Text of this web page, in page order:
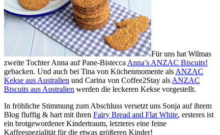
Für uns hat Wilmas
zweite Tochter Anna auf Pane-Bistecca Anna’s ANZAC Biscuits!
gebacken. Und auch bei Tina von Küchenmomente als ANZAC
Kekse aus Australien und Carina von Coffee2Stay als ANZAC
Biscuits aus Australien werden die leckeren Kekse vorgestellt.
In fröhliche Stimmung zum Abschluss versetzt uns Sonja auf ihrem
Blog fluffig & hart mit ihren Fairy Bread and Flat White, ersteres ist
ein brotgewordener Kindertraum, letzteres eine feine
Kaffeespezialität für die etwas größeren Kinder!